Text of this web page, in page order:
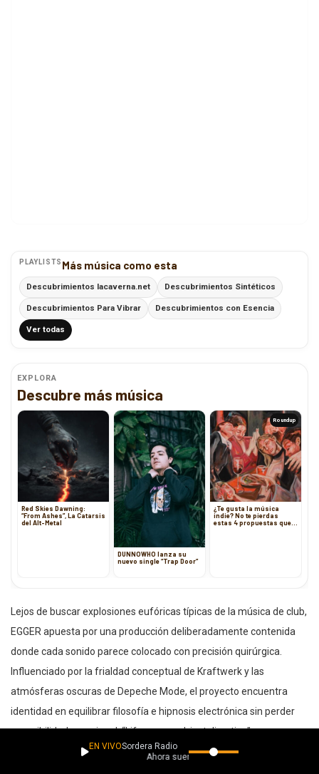
PLAYLISTS Más música como esta
Descubrimientos lacaverna.net Descubrimientos Sintéticos
Descubrimientos Para Vibrar Descubrimientos con Esencia
Ver todas
EXPLORA
Descubre más música
Red Skies Dawning:
“From Ashes”, La Catarsis
del Alt-Metal
DUNNOWHO lanza su
nuevo single “Trap Door”
Roundup
¿Te gusta la música
indie? No te pierdas
estas 4 propuestas que
Lejos de buscar explosiones eufóricas típicas de la música de club,
EGGER apuesta por una producción deliberadamente contenida
donde cada sonido parece colocado con precisión quirúrgica.
Influenciado por la frialdad conceptual de Kraftwerk y las
atmósferas oscuras de Depeche Mode, el proyecto encuentra
identidad en equilibrar filosofía e hipnosis electrónica sin perder
accesibilidad emocional. “Life – no goal, just direction” resume
gran parte de la propuesta: aceptar movimiento e incertidumbre
EN VIVOSordera Radio
Ahora suena